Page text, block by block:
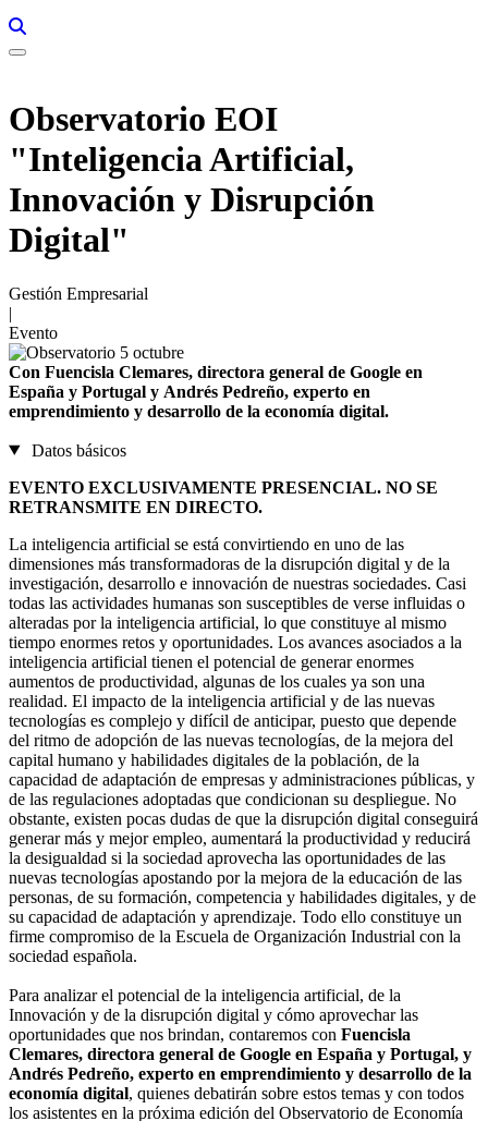
Observatorio EOI
"Inteligencia Artificial,
Innovación y Disrupción
Digital"
Gestión Empresarial
|
Evento
Con Fuencisla Clemares, directora general de Google en
España y Portugal y Andrés Pedreño, experto en
emprendimiento y desarrollo de la economía digital.
Datos básicos
EVENTO EXCLUSIVAMENTE PRESENCIAL. NO SE
RETRANSMITE EN DIRECTO.
La inteligencia artificial se está convirtiendo en uno de las
dimensiones más transformadoras de la disrupción digital y de la
investigación, desarrollo e innovación de nuestras sociedades. Casi
todas las actividades humanas son susceptibles de verse influidas o
alteradas por la inteligencia artificial, lo que constituye al mismo
tiempo enormes retos y oportunidades. Los avances asociados a la
inteligencia artificial tienen el potencial de generar enormes
aumentos de productividad, algunas de los cuales ya son una
realidad. El impacto de la inteligencia artificial y de las nuevas
tecnologías es complejo y difícil de anticipar, puesto que depende
del ritmo de adopción de las nuevas tecnologías, de la mejora del
capital humano y habilidades digitales de la población, de la
capacidad de adaptación de empresas y administraciones públicas, y
de las regulaciones adoptadas que condicionan su despliegue. No
obstante, existen pocas dudas de que la disrupción digital conseguirá
generar más y mejor empleo, aumentará la productividad y reducirá
la desigualdad si la sociedad aprovecha las oportunidades de las
nuevas tecnologías apostando por la mejora de la educación de las
personas, de su formación, competencia y habilidades digitales, y de
su capacidad de adaptación y aprendizaje. Todo ello constituye un
firme compromiso de la Escuela de Organización Industrial con la
sociedad española.
Para analizar el potencial de la inteligencia artificial, de la
Innovación y de la disrupción digital y cómo aprovechar las
oportunidades que nos brindan, contaremos con Fuencisla
Clemares, directora general de Google en España y Portugal, y
Andrés Pedreño, experto en emprendimiento y desarrollo de la
economía digital, quienes debatirán sobre estos temas y con todos
los asistentes en la próxima edición del Observatorio de Economía